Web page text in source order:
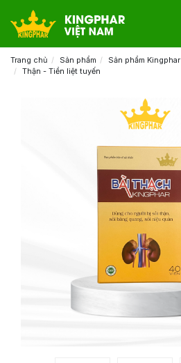
Trang chủ Sản phẩm Sản phẩm Kingphar
Thận - Tiền liệt tuyến